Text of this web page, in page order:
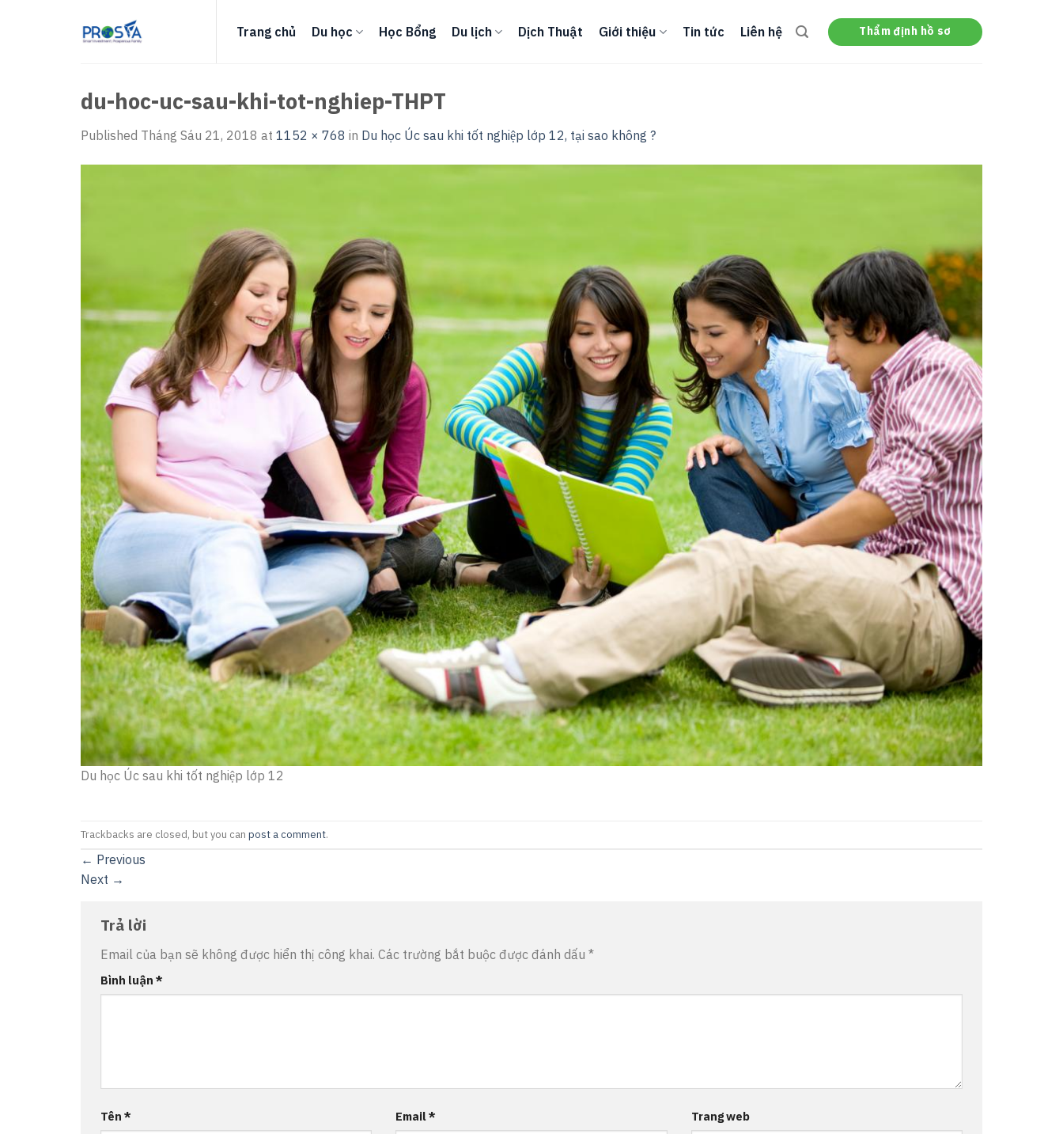
Trang chủ Du học Học Bổng Du lịch Dịch Thuật Giới thiệu Tin tức Liên hệ Thẩm định hồ sơ
du-hoc-uc-sau-khi-tot-nghiep-THPT
Published Tháng Sáu 21, 2018 at 1152 × 768 in Du học Úc sau khi tốt nghiệp lớp 12, tại sao không ?
Du học Úc sau khi tốt nghiệp lớp 12
Trackbacks are closed, but you can post a comment.
← Previous
Next →
Trả lời
Email của bạn sẽ không được hiển thị công khai. Các trường bắt buộc được đánh dấu *
Bình luận *
Tên * Email* Trang web